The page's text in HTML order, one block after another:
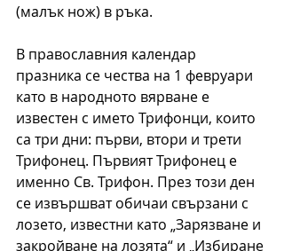
(малък нож) в ръка.
В православния календар
празника се чества на 1 февруари
като в народното вярване е
известен с името Трифонци, които
са три дни: първи, втори и трети
Трифонец. Първият Трифонец е
именно Св. Трифон. През този ден
се извършват обичаи свързани с
лозето, известни като „Зарязване и
закройване на лозята“ и „Избиране